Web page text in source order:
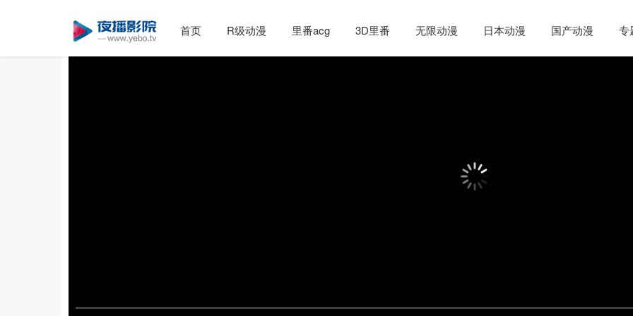
首页 R级动漫 里番acg 3D里番 无限动漫 日本动漫 国产动漫 专